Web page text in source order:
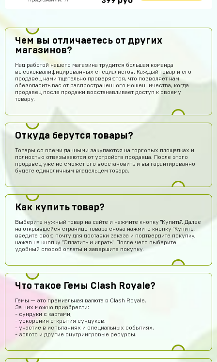
Чем вы отличаетесь от других
магазинов?
Над работой нашего магазина трудится большая команда
высококвалифицированных специалистов. Каждый товар и его
продавец нами тщательно проверяются, что позволяет нам
обезопасить вас от распространенного мошенничества, когда
продавец после продажи восстанавливает доступ к своему
товару.
Откуда берутся товары?
Товары со всеми данными закупаются на торговых площадках и
полностью отвязываются от устройств продавца. После этого
продавец уже не сможет его восстановить и вы гарантированно
будете единоличным владельцем товара.
Как купить товар?
Выберите нужный товар на сайте и нажмите кнопку "Купить". Далее
на открывшейся странице товара снова нажмите кнопку "Купить",
введите свою почту для доставки заказа и подтвердите покупку,
нажав на кнопку "Оплатить и играть". После чего выберите
удобный способ оплаты и завершите покупку.
Что такое Гемы Clash Royale?
Гемы — это премиальная валюта в Clash Royale.
За них можно приобрести:
- сундуки с картами,
- ускорения открытия сундуков,
- участие в испытаниях и специальных событиях,
- золото и другие внутриигровые ресурсы.
Ера Ера 14 часов назад
Это правда
13 часов назад
Вроде магаз крутой
Тамерлан Хамраев
Это рили рили
Даниил Анисимов
Акк норм